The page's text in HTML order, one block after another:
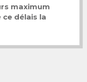
maximum
délais la